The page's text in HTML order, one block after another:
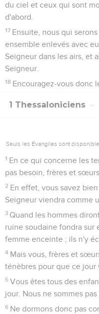
du ciel et ceux qui sont
d'abord.
17 Ensuite, nous qui
ensemble enlevés avec
Seigneur dans les airs, et
Seigneur.
18 Encouragez-vous donc
1 Thessaloniciens
Seuls les Évangiles sont
1 En ce qui concerne les
pas besoin, frères et
2 En effet, vous savez
Seigneur viendra comme
3 Quand les hommes
ruine soudaine fondra sur
femme enceinte ; ils n'y
4 Mais vous, frères et
ténèbres pour que ce jour
5 Vous êtes tous des
jour. Nous ne sommes
6 Ne dormons donc pas